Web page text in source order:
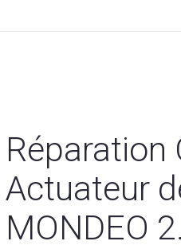
Actuateur
MONDEO